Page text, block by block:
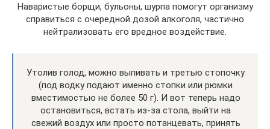
Наваристые борщи, бульоны, шурпа помогут организму
справиться с очередной дозой алкоголя, частично
нейтрализовать его вредное воздействие.
Утолив голод, можно выпивать и третью стопочку
(под водку подают именно стопки или рюмки
вместимостью не более 50 г). И вот теперь надо
остановиться, встать из-за стола, выйти на
свежий воздух или просто потанцевать, принять